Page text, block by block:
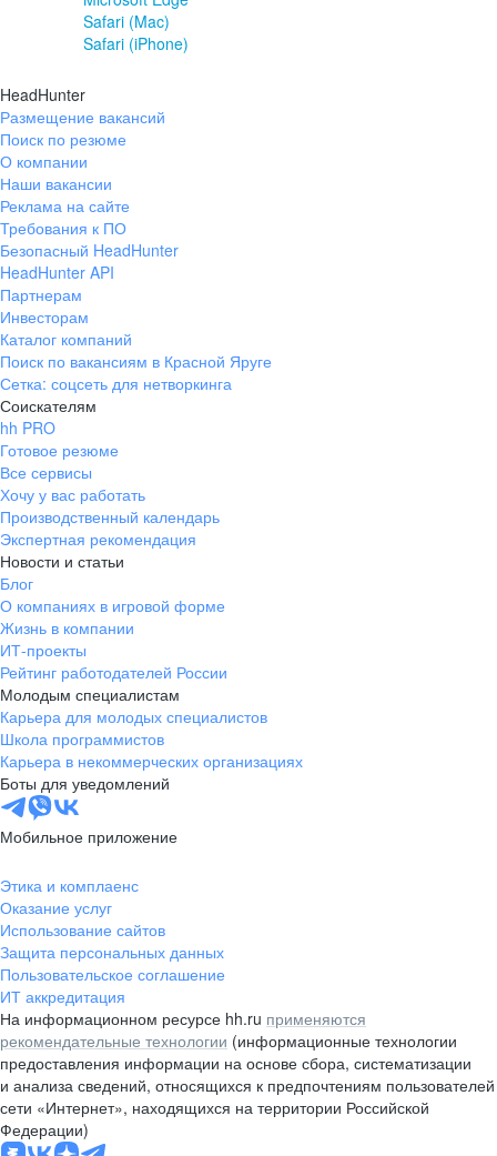
Safari (Mac)
Safari (iPhone)
HeadHunter
Размещение вакансий
Поиск по резюме
О компании
Наши вакансии
Реклама на сайте
Требования к ПО
Безопасный HeadHunter
HeadHunter API
Партнерам
Инвесторам
Каталог компаний
Поиск по вакансиям в Красной Яруге
Сетка: соцсеть для нетворкинга
Соискателям
hh PRO
Готовое резюме
Все сервисы
Хочу у вас работать
Производственный календарь
Экспертная рекомендация
Новости и статьи
Блог
О компаниях в игровой форме
Жизнь в компании
ИТ-проекты
Рейтинг работодателей России
Молодым специалистам
Карьера для молодых специалистов
Школа программистов
Карьера в некоммерческих организациях
Боты для уведомлений
Мобильное приложение
Этика и комплаенс
Оказание услуг
Использование сайтов
Защита персональных данных
Пользовательское соглашение
ИТ аккредитация
На информационном ресурсе hh.ru применяются
рекомендательные технологии (информационные технологии
предоставления информации на основе сбора, систематизации
и анализа сведений, относящихся к предпочтениям пользователей
сети «Интернет», находящихся на территории Российской
Федерации)